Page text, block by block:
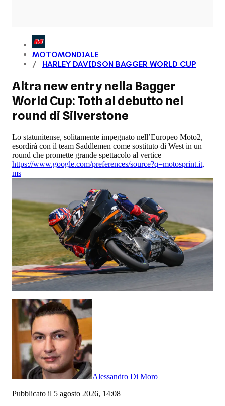
MOTOMONDIALE
HARLEY DAVIDSON BAGGER WORLD CUP
Altra new entry nella Bagger
World Cup: Toth al debutto nel
round di Silverstone
Lo statunitense, solitamente impegnato nell’Europeo Moto2,
esordirà con il team Saddlemen come sostituto di West in un
round che promette grande spettacolo al vertice
https://www.google.com/preferences/source?q=motosprint.it,
ms
Alessandro Di Moro
Pubblicato il 5 agosto 2026, 14:08